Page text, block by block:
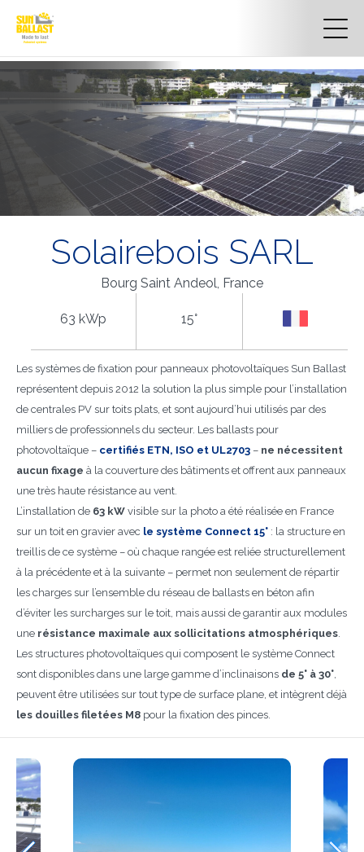
Solairebois SARL
Bourg Saint Andeol, France
63 kWp 15°
Les systèmes de fixation pour panneaux photovoltaïques Sun Ballast
représentent depuis 2012 la solution la plus simple pour l’installation
de centrales PV sur toits plats, et sont aujourd’hui utilisés par des
milliers de professionnels du secteur. Les ballasts pour
photovoltaïque – certifiés ETN, ISO et UL2703 – ne nécessitent
aucun fixage à la couverture des bâtiments et offrent aux panneaux
une très haute résistance au vent.
L’installation de 63 kW visible sur la photo a été réalisée en France
sur un toit en gravier avec le système Connect 15° : la structure en
treillis de ce système – où chaque rangée est reliée structurellement
à la précédente et à la suivante – permet non seulement de répartir
les charges sur l’ensemble du réseau de ballasts en béton afin
d’éviter les surcharges sur le toit, mais aussi de garantir aux modules
une résistance maximale aux sollicitations atmosphériques.
Les structures photovoltaïques qui composent le système Connect
sont disponibles dans une large gamme d’inclinaisons de 5° à 30°,
peuvent être utilisées sur tout type de surface plane, et intègrent déjà
les douilles filetées M8 pour la fixation des pinces.